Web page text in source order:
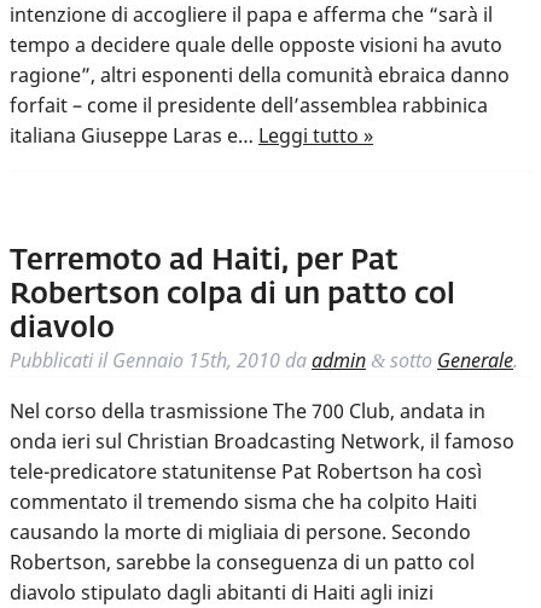
intenzione di accogliere il papa e afferma che “sarà il
tempo a decidere quale delle opposte visioni ha avuto
ragione”, altri esponenti della comunità ebraica danno
forfait – come il presidente dell’assemblea rabbinica
italiana Giuseppe Laras e… Leggi tutto »
Terremoto ad Haiti, per Pat
Robertson colpa di un patto col
diavolo
Pubblicati ilGennaio 15th, 2010 daadmin & sotto Generale.
Nel corso della trasmissione The 700 Club, andata in
onda ieri sul Christian Broadcasting Network, il famoso
tele-predicatore statunitense Pat Robertson ha così
commentato il tremendo sisma che ha colpito Haiti
causando la morte di migliaia di persone. Secondo
Robertson, sarebbe la conseguenza di un patto col
diavolo stipulato dagli abitanti di Haiti agli inizi